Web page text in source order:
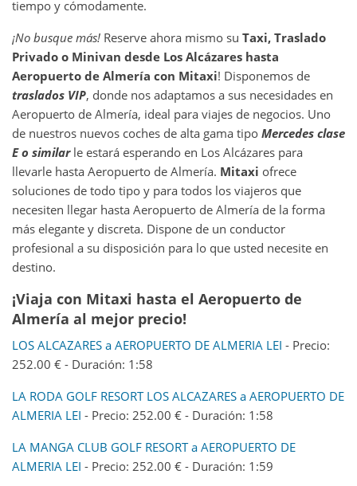
tiempo y cómodamente.
¡No busque más! Reserve ahora mismo su Taxi, Traslado
Privado o Minivan desde Los Alcázares hasta
Aeropuerto de Almería con Mitaxi! Disponemos de
traslados VIP, donde nos adaptamos a sus necesidades en
Aeropuerto de Almería, ideal para viajes de negocios. Uno
de nuestros nuevos coches de alta gama tipo Mercedes clase
E o similarle estará esperando en Los Alcázares para
llevarle hasta Aeropuerto de Almería. Mitaxi ofrece
soluciones de todo tipo y para todos los viajeros que
necesiten llegar hasta Aeropuerto de Almería de la forma
más elegante y discreta. Dispone de un conductor
profesional a su disposición para lo que usted necesite en
destino.
¡Viaja con Mitaxi hasta el Aeropuerto de
Almería al mejor precio!
LOS ALCAZARES a AEROPUERTO DE ALMERIA LEI - Precio:
252.00 € - Duración: 1:58
LA RODA GOLF RESORT LOS ALCAZARES a AEROPUERTO DE
ALMERIA LEI - Precio: 252.00 € - Duración: 1:58
LA MANGA CLUB GOLF RESORT a AEROPUERTO DE
ALMERIA LEI - Precio: 252.00 € - Duración: 1:59